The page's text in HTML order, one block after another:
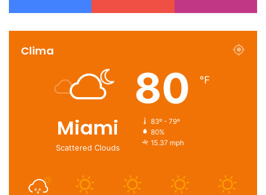
Clima
Miami
Scattered Clouds
80 ℉
83º - 79º
80%
15.37 mph